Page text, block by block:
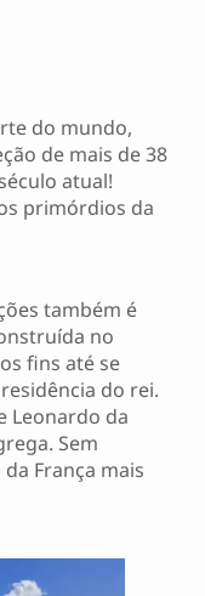
do mundo,
de mais de 38
atual!
primórdios da
também é
no
fins até se
do rei.
Leonardo da
Sem
França mais